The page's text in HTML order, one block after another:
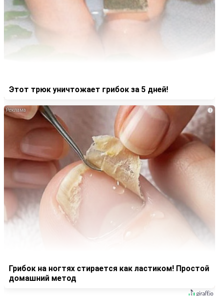
Этот трюк уничтожает грибок за 5 дней!
i
Грибок на ногтях стирается как ластиком! Простой
домашний метод